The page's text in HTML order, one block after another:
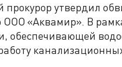
утвердил
«Аквамир». В
обеспечивающей